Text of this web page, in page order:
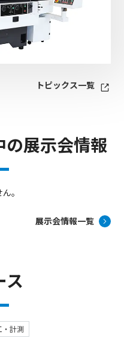
トピックス一覧
の展示会情報
。
展示会情報一覧
ス
・計測